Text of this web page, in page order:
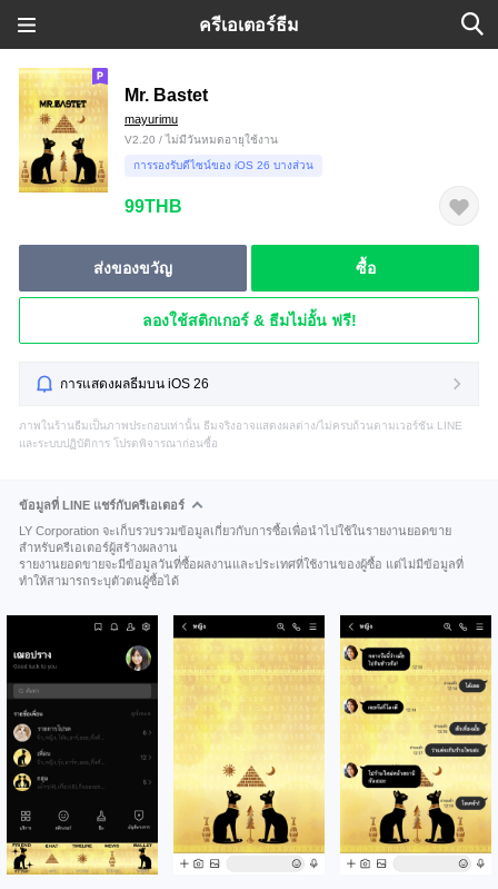
ครีเอเตอร์ธีม
Mr. Bastet
mayurimu
V2.20 / ไม่มีวันหมดอายุใช้งาน
การรองรับดีไซน์ของ iOS 26 บางส่วน
99THB
ส่งของขวัญ ซื้อ
ลองใช้สติกเกอร์ & ธีมไม่อั้น ฟรี!
การแสดงผลธีมบน iOS 26
ภาพในร้านธีมเป็นภาพประกอบเท่านั้น ธีมจริงอาจแสดงผลต่าง/ไม่ครบถ้วนตามเวอร์ชัน LINE
และระบบปฏิบัติการ โปรดพิจารณาก่อนซื้อ
ข้อมูลที่ LINE แชร์กับครีเอเตอร์
LY Corporation จะเก็บรวบรวมข้อมูลเกี่ยวกับการซื้อเพื่อนำไปใช้ในรายงานยอดขาย
สำหรับครีเอเตอร์ผู้สร้างผลงาน
รายงานยอดขายจะมีข้อมูลวันที่ซื้อผลงานและประเทศที่ใช้งานของผู้ซื้อ แต่ไม่มีข้อมูลที่
ทำให้สามารถระบุตัวตนผู้ซื้อได้